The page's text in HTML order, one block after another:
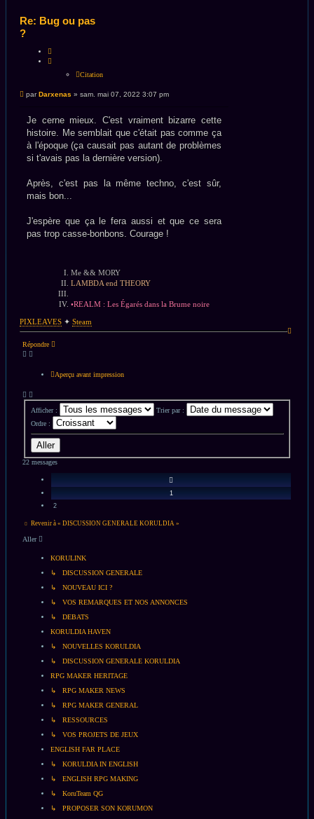
Re: Bug ou pas
?
Citation
Message
parDarxenas » sam. mai 07, 2022 3:07 pm
Je cerne mieux. C'est vraiment bizarre cette
histoire. Me semblait que c'était pas comme ça
à l'époque (ça causait pas autant de problèmes
si t'avais pas la dernière version).
Après, c'est pas la même techno, c'est sûr,
mais bon...
J'espère que ça le fera aussi et que ce sera
pas trop casse-bonbons. Courage !
Me && MORY
LAMBDA end THEORY
•REALM : Les Égarés dans la Brume noire
PIXLEAVES ✦ Steam
Répondre
Aperçu avant impression
Afficher :
Trier par :
Ordre :
22 messages
Précédent
1
2
Revenir à « DISCUSSION GENERALE KORULDIA »
Aller
KORULINK
↳ DISCUSSION GENERALE
↳ NOUVEAU ICI ?
↳ VOS REMARQUES ET NOS ANNONCES
↳ DEBATS
KORULDIA HAVEN
↳ NOUVELLES KORULDIA
↳ DISCUSSION GENERALE KORULDIA
RPG MAKER HERITAGE
↳ RPG MAKER NEWS
↳ RPG MAKER GENERAL
↳ RESSOURCES
↳ VOS PROJETS DE JEUX
ENGLISH FAR PLACE
↳ KORULDIA IN ENGLISH
↳ ENGLISH RPG MAKING
↳ KoruTeam QG
↳ PROPOSER SON KORUMON